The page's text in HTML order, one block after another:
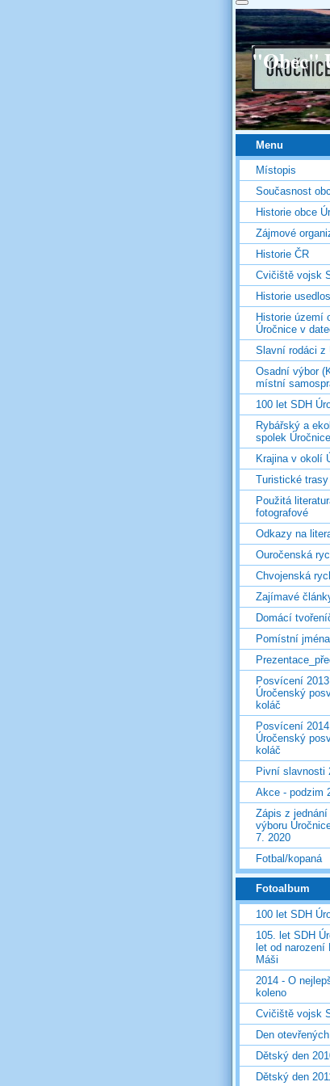
"Obec"
Menu
Místopis
Současnost
Historie obce
Zájmové
Historie ČR
Cvičiště vojsk
Historie
Historie území
Úročnice v
Slavní rodáci z
Osadní výbor
místní
100 let SDH
Rybářský a
spolek Úročnice
Krajina v okolí
Turistické
Použitá
fotografové
Odkazy na
Ouročenská
Chvojenská
Zajímavé
Domácí
Pomístní jména
Posvícení
Úročenský
koláč
Posvícení
Úročenský
koláč
Pivní slavnosti
Akce - podzim
Zápis z
výboru
7. 2020
Fotbal/kopaná
Fotoalbum
100 let SDH
105. let SDH
let od narození
Máši
2014 - O
koleno
Cvičiště vojsk
Den
Dětský den
Dětský den